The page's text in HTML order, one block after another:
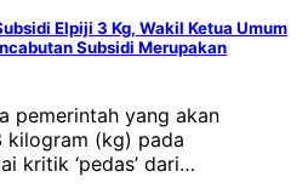
Elpiji 3 Kg, Wakil Ketua Umum
Subsidi Merupakan
pemerintah yang akan
kilogram (kg) pada
kritik ‘pedas’ dari…